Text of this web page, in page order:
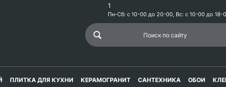
1
Пн-Сб: с 10-00 до 20-00, Вс: с 10-00 до 18-
ПЛИТКА ДЛЯ КУХНИ КЕРАМОГРАНИТ САНТЕХНИКА ОБОИ